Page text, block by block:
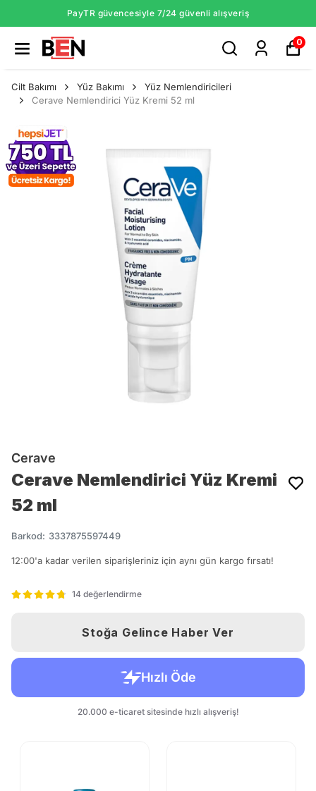
PayTR güvencesiyle 7/24 güvenli alışveriş
0
Cilt Bakımı Yüz Bakımı
Yüz Nemlendiricileri
Cerave Nemlendirici Yüz Kremi 52 ml
Cerave
Cerave Nemlendirici Yüz Kremi
52 ml
Barkod: 3337875597449
12:00'a kadar verilen siparişleriniz için aynı gün kargo fırsatı!
14 değerlendirme
Stoğa Gelince Haber Ver